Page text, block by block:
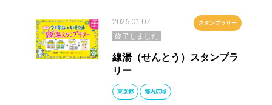
2026.01.07 スタンプラリー
終了しました
線湯（せんとう）スタンプラ
リー
東京都 都内広域